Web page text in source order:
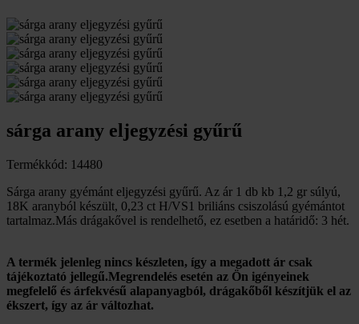
sárga arany eljegyzési gyűrű
Termékkód: 14480
Sárga arany gyémánt eljegyzési gyűrű. Az ár 1 db kb 1,2 gr súlyú,
18K aranyból készült, 0,23 ct H/VS1 briliáns csiszolású gyémántot
tartalmaz.Más drágakővel is rendelhető, ez esetben a határidő: 3 hét.
A termék jelenleg nincs készleten, így a megadott ár csak
tájékoztató jellegű.Megrendelés esetén az Ön igényeinek
megfelelő és árfekvésű alapanyagból, drágakőből készítjük el az
ékszert, így az ár változhat.